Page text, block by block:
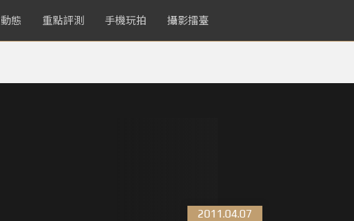
態 重點評測 手機玩拍 攝影擂臺
2011.04.07